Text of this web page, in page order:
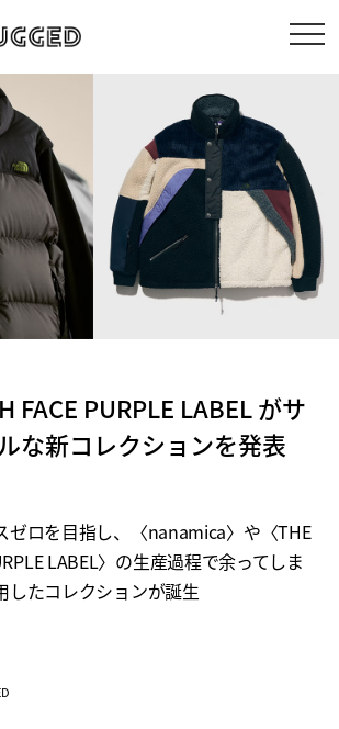
FACE PURPLE LABEL がサ
な新コレクションを発表
ゼロを目指し、〈nanamica〉や〈THE
LABEL〉の生産過程で余ってしま
したコレクションが誕生